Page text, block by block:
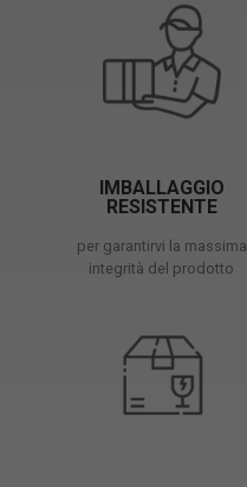
IMBALLAGGIO
RESISTENTE
per garantirvi la massima
integrità del prodotto